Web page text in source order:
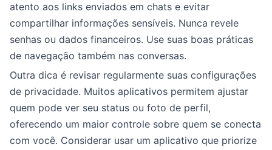
atento aos links enviados em chats e evitar
compartilhar informações sensíveis. Nunca revele
senhas ou dados financeiros. Use suas boas práticas
de navegação também nas conversas.
Outra dica é revisar regularmente suas configurações
de privacidade. Muitos aplicativos permitem ajustar
quem pode ver seu status ou foto de perfil,
oferecendo um maior controle sobre quem se conecta
com você. Considerar usar um aplicativo que priorize